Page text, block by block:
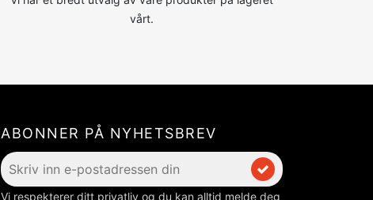
vårt.
ABONNER PÅ NYHETSBREV
Vi respekterer ditt privatliv og du kan alltid melde deg